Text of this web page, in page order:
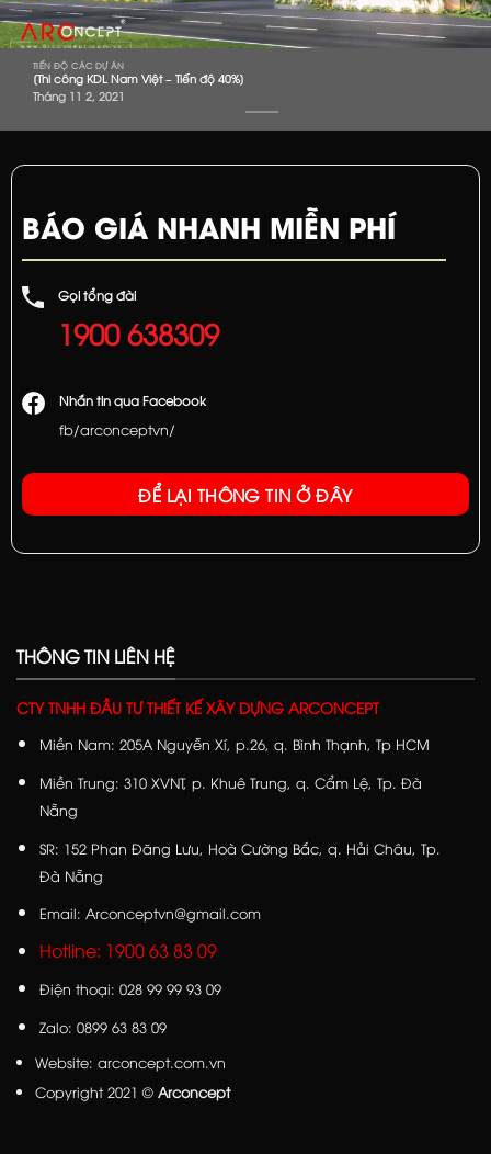
TIẾN ĐỘ CÁC DỰ ÁN
[Thi công KDL Nam Việt – Tiến độ 40%]
Tháng 11 2, 2021
BÁO GIÁ NHANH MIỄN PHÍ
Gọi tổng đài
1900 638309
Nhắn tin qua Facebook
fb/arconceptvn/
ĐỂ LẠI THÔNG TIN Ở ĐÂY
THÔNG TIN LIÊN HỆ
CTY TNHH ĐẦU TƯ THIẾT KẾ XÂY DỰNG ARCONCEPT
Miền Nam: 205A Nguyễn Xí, p.26, q. Bình Thạnh, Tp HCM
Miền Trung: 310 XVNT, p. Khuê Trung, q. Cẩm Lệ, Tp. Đà
Nẵng
SR: 152 Phan Đăng Lưu, Hoà Cường Bắc, q. Hải Châu, Tp.
Đà Nẵng
Email: Arconceptvn@gmail.com
Hotline: 1900 63 83 09
Điện thoại: 028 99 99 93 09
Zalo: 0899 63 83 09
Website: arconcept.com.vn
Copyright 2021 © Arconcept